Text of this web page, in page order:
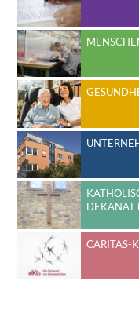
DEKANAT
CARITAS-